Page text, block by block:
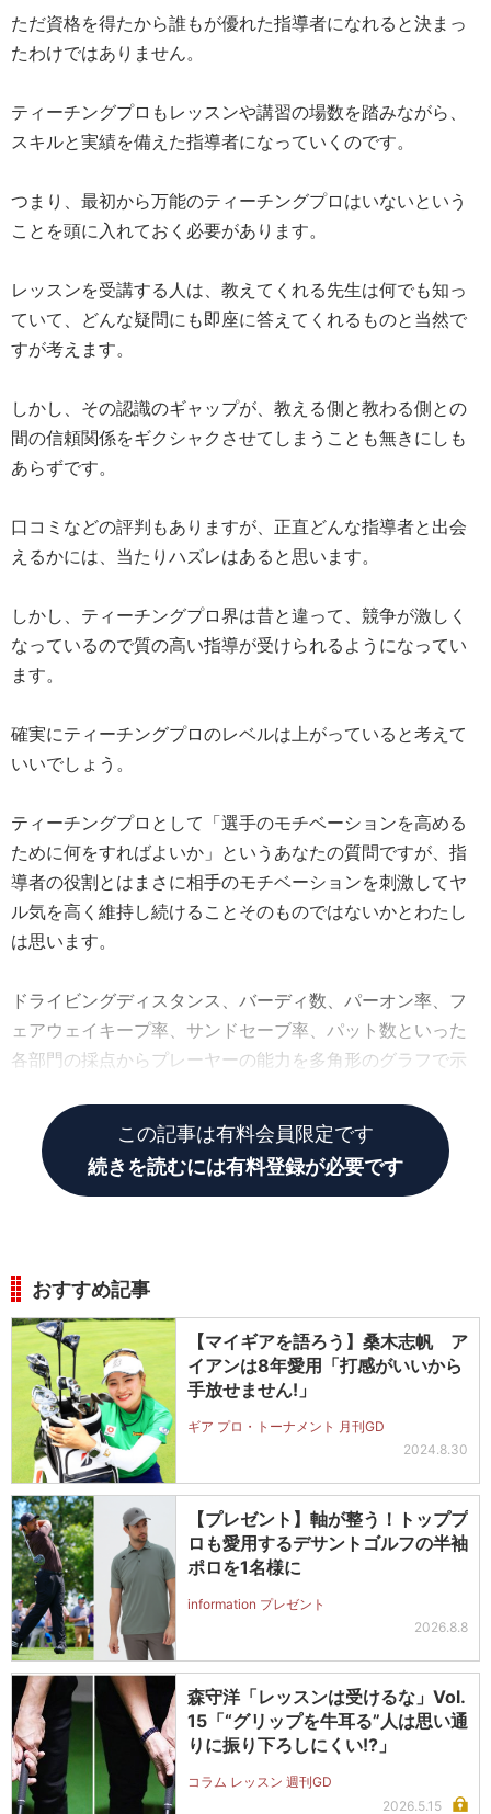
ただ資格を得たから誰もが優れた指導者になれると決まっ
たわけではありません。
ティーチングプロもレッスンや講習の場数を踏みながら、
スキルと実績を備えた指導者になっていくのです。
つまり、最初から万能のティーチングプロはいないという
ことを頭に入れておく必要があります。
レッスンを受講する人は、教えてくれる先生は何でも知っ
ていて、どんな疑問にも即座に答えてくれるものと当然で
すが考えます。
しかし、その認識のギャップが、教える側と教わる側との
間の信頼関係をギクシャクさせてしまうことも無きにしも
あらずです。
口コミなどの評判もありますが、正直どんな指導者と出会
えるかには、当たりハズレはあると思います。
しかし、ティーチングプロ界は昔と違って、競争が激しく
なっているので質の高い指導が受けられるようになってい
ます。
確実にティーチングプロのレベルは上がっていると考えて
いいでしょう。
ティーチングプロとして「選手のモチベーションを高める
ために何をすればよいか」というあなたの質問ですが、指
導者の役割とはまさに相手のモチベーションを刺激してヤ
ル気を高く維持し続けることそのものではないかとわたし
は思います。
ドライビングディスタンス、バーディ数、パーオン率、フ
ェアウェイキープ率、サンドセーブ率、パット数といった
各部門の採点からプレーヤーの能力を多角形のグラフで示
この記事は有料会員限定です
続きを読むには有料登録が必要です
おすすめ記事
【マイギアを語ろう】桑木志帆 ア
イアンは8年愛用「打感がいいから
手放せません!」
ギア プロ・トーナメント 月刊GD
2024.8.30
【プレゼント】軸が整う！トッププ
ロも愛用するデサントゴルフの半袖
ポロを1名様に
information プレゼント
2026.8.8
森守洋「レッスンは受けるな」Vol.
15「“グリップを牛耳る”人は思い通
りに振り下ろしにくい!?」
コラム レッスン 週刊GD
2026.5.15